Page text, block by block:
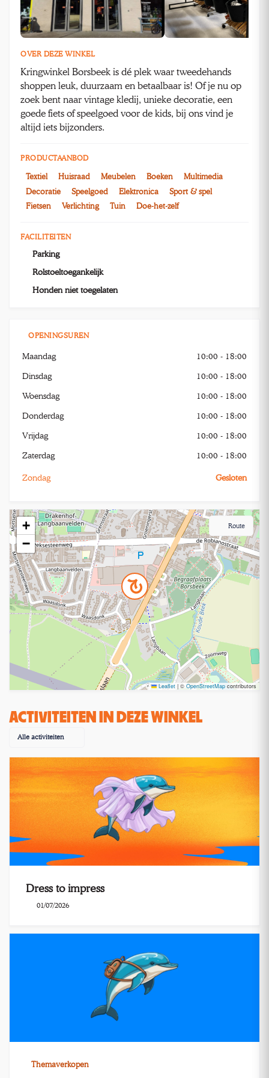
OVER DEZE WINKEL
Kringwinkel Borsbeek is dé plek waar tweedehands
shoppen leuk, duurzaam en betaalbaar is! Of je nu op
zoek bent naar vintage kledij, unieke decoratie, een
goede fiets of speelgoed voor de kids, bij ons vind je
altijd iets bijzonders.
PRODUCTAANBOD
Textiel Huisraad Meubelen Boeken
Multimedia
Decoratie
Speelgoed Elektronica
Sport & spel
Fietsen
Verlichting Tuin Doe-het-zelf
FACILITEITEN
Parking
Rolstoeltoegankelijk
Honden niet toegelaten
OPENINGSUREN
Maandag 10:00 - 18:00
Dinsdag 10:00 - 18:00
Woensdag 10:00 - 18:00
Donderdag 10:00 - 18:00
Vrijdag 10:00 - 18:00
Zaterdag 10:00 - 18:00
Zondag Gesloten
+
−
Leaflet | © OpenStreetMap contributors
Route
ACTIVITEITEN IN DEZE WINKEL
Alle activiteiten
Dress to impress
01/07/2026
Themaverkopen